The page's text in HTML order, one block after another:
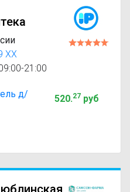
XX
21:00
д/
520.27руб